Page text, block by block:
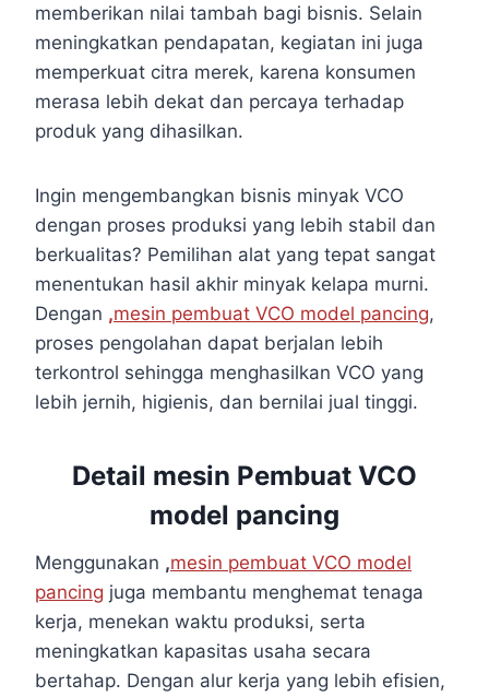
memberikan nilai tambah bagi bisnis. Selain
meningkatkan pendapatan, kegiatan ini juga
memperkuat citra merek, karena konsumen
merasa lebih dekat dan percaya terhadap
produk yang dihasilkan.
Ingin mengembangkan bisnis minyak VCO
dengan proses produksi yang lebih stabil dan
berkualitas? Pemilihan alat yang tepat sangat
menentukan hasil akhir minyak kelapa murni.
Dengan ,mesin pembuat VCO model pancing,
proses pengolahan dapat berjalan lebih
terkontrol sehingga menghasilkan VCO yang
lebih jernih, higienis, dan bernilai jual tinggi.
Detail mesin Pembuat VCO
model pancing
Menggunakan ,mesin pembuat VCO model
pancing juga membantu menghemat tenaga
kerja, menekan waktu produksi, serta
meningkatkan kapasitas usaha secara
bertahap. Dengan alur kerja yang lebih efisien,